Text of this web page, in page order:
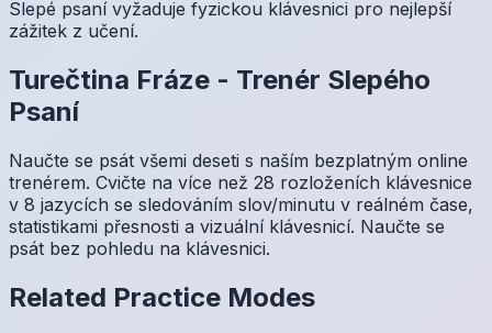
Slepé psaní vyžaduje fyzickou klávesnici pro nejlepší
zážitek z učení.
Turečtina Fráze - Trenér Slepého
Psaní
Naučte se psát všemi deseti s naším bezplatným online
trenérem. Cvičte na více než 28 rozloženích klávesnice
v 8 jazycích se sledováním slov/minutu v reálném čase,
statistikami přesnosti a vizuální klávesnicí. Naučte se
psát bez pohledu na klávesnici.
Related Practice Modes